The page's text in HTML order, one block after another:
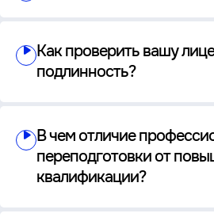
Как проверить вашу
подлинность?
В чем отличие
переподготовки от
квалификации?